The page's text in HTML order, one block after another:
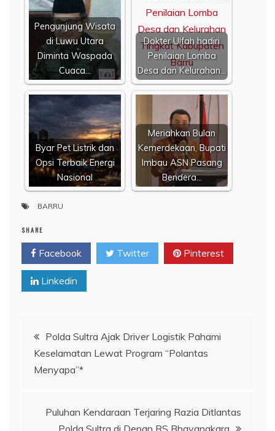
Pengunjung Wisata
di Luwu Utara
Diminta Waspada
Cuaca…
Dokter Ulfah hadiri
Penilaian Lomba
Desa dan Kelurahan…
Byar Pet Listrik dan
Opsi Terbaik Energi
Nasional
Meriahkan Bulan
Kemerdekaan, Bupati
Imbau ASN Pasang
Bendera…
BARRU
SHARE
Facebook Twitter Pinterest
Linkedin
Navigasi
pos
Polda Sultra Ajak Driver Logistik Pahami
Keselamatan Lewat Program “Polantas
Menyapa”*
Puluhan Kendaraan Terjaring Razia Ditlantas